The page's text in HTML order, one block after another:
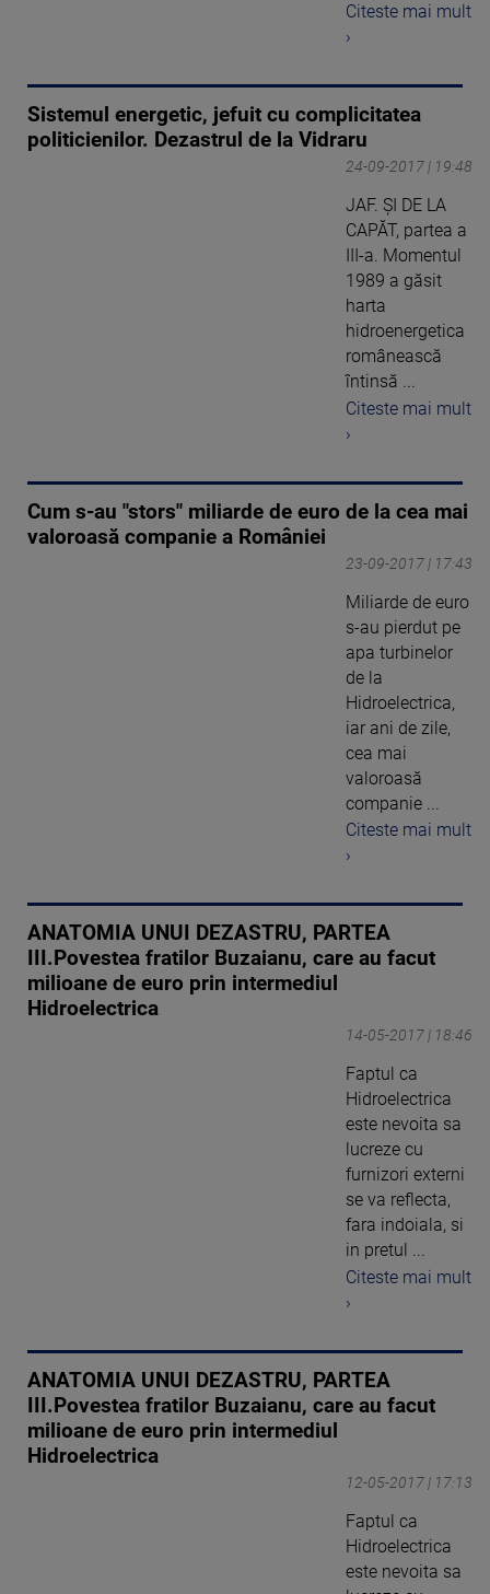
Citeste mai mult
›
Sistemul energetic, jefuit cu complicitatea
politicienilor. Dezastrul de la Vidraru
24-09-2017 | 19:48
JAF. ŞI DE LA
CAPĂT, partea a
III-a. Momentul
1989 a găsit
harta
hidroenergetica
românească
întinsă ...
Citeste mai mult
›
Cum s-au "stors" miliarde de euro de la cea mai
valoroasă companie a României
23-09-2017 | 17:43
Miliarde de euro
s-au pierdut pe
apa turbinelor
de la
Hidroelectrica,
iar ani de zile,
cea mai
valoroasă
companie ...
Citeste mai mult
›
ANATOMIA UNUI DEZASTRU, PARTEA
III.Povestea fratilor Buzaianu, care au facut
milioane de euro prin intermediul
Hidroelectrica
14-05-2017 | 18:46
Faptul ca
Hidroelectrica
este nevoita sa
lucreze cu
furnizori externi
se va reflecta,
fara indoiala, si
in pretul ...
Citeste mai mult
›
ANATOMIA UNUI DEZASTRU, PARTEA
III.Povestea fratilor Buzaianu, care au facut
milioane de euro prin intermediul
Hidroelectrica
12-05-2017 | 17:13
Faptul ca
Hidroelectrica
este nevoita sa